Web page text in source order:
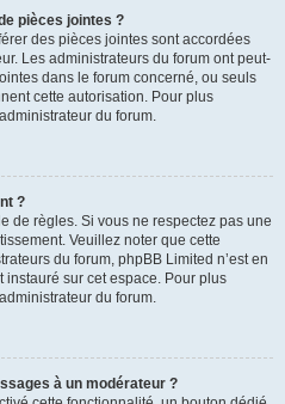
pièces jointes ?
des pièces jointes sont accordées
Les administrateurs du forum ont peut-
dans le forum concerné, ou seuls
cette autorisation. Pour plus
du forum.
?
de règles. Si vous ne respectez pas une
Veuillez noter que cette
du forum, phpBB Limited n’est en
sur cet espace. Pour plus
du forum.
à un modérateur ?